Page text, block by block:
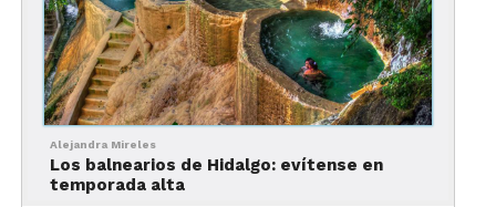
pueblo?
Alejandra Mireles
Los balnearios de Hidalgo: evítense en
temporada alta